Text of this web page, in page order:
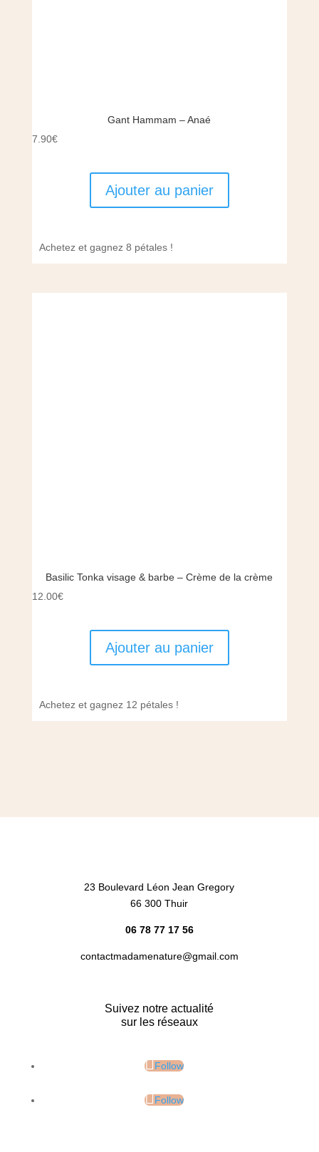
Gant Hammam – Anaé
7.90€
Ajouter au panier
Achetez et gagnez 8 pétales !
Basilic Tonka visage & barbe – Crème de la crème
12.00€
Ajouter au panier
Achetez et gagnez 12 pétales !
23 Boulevard Léon Jean Gregory
66 300 Thuir
06 78 77 17 56
contactmadamenature@gmail.com
Suivez notre actualité
sur les réseaux
Follow
Follow